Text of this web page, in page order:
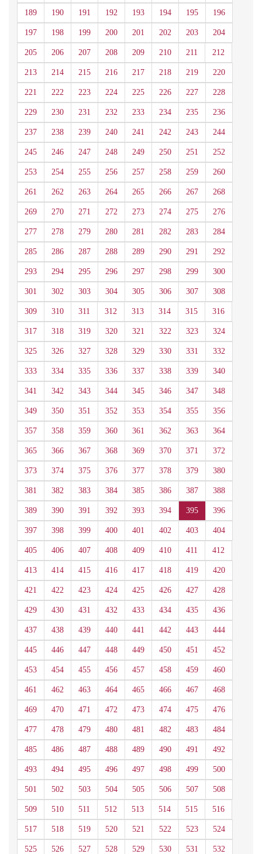
189 190 191 192 193 194 195 196
197 198 199 200 201 202 203 204
205 206 207 208 209 210 211 212
213 214 215 216 217 218 219 220
221 222 223 224 225 226 227 228
229 230 231 232 233 234 235 236
237 238 239 240 241 242 243 244
245 246 247 248 249 250 251 252
253 254 255 256 257 258 259 260
261 262 263 264 265 266 267 268
269 270 271 272 273 274 275 276
277 278 279 280 281 282 283 284
285 286 287 288 289 290 291 292
293 294 295 296 297 298 299 300
301 302 303 304 305 306 307 308
309 310 311 312 313 314 315 316
317 318 319 320 321 322 323 324
325 326 327 328 329 330 331 332
333 334 335 336 337 338 339 340
341 342 343 344 345 346 347 348
349 350 351 352 353 354 355 356
357 358 359 360 361 362 363 364
365 366 367 368 369 370 371 372
373 374 375 376 377 378 379 380
381 382 383 384 385 386 387 388
389 390 391 392 393 394 395 396
397 398 399 400 401 402 403 404
405 406 407 408 409 410 411 412
413 414 415 416 417 418 419 420
421 422 423 424 425 426 427 428
429 430 431 432 433 434 435 436
437 438 439 440 441 442 443 444
445 446 447 448 449 450 451 452
453 454 455 456 457 458 459 460
461 462 463 464 465 466 467 468
469 470 471 472 473 474 475 476
477 478 479 480 481 482 483 484
485 486 487 488 489 490 491 492
493 494 495 496 497 498 499 500
501 502 503 504 505 506 507 508
509 510 511 512 513 514 515 516
517 518 519 520 521 522 523 524
525 526 527 528 529 530 531 532